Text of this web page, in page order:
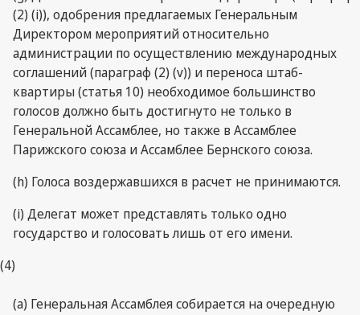
(2) (i)), одобрения предлагаемых Генеральным
Директором мероприятий относительно
администрации по осуществлению международных
соглашений (параграф (2) (v)) и переноса штаб-
квартиры (статья 10) необходимое большинство
голосов должно быть достигнуто не только в
Генеральной Ассамблее, но также в Ассамблее
Парижского союза и Ассамблее Бернского союза.
(h) Голоса воздержавшихся в расчет не принимаются.
(i) Делегат может представлять только одно
государство и голосовать лишь от его имени.
(4)
(a) Генеральная Ассамблея собирается на очередную